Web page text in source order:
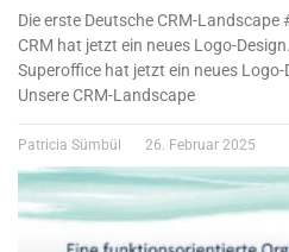
Die erste Deutsche CRM-
CRM hat jetzt ein neues Logo-
Superoffice hat jetzt ein neues
Unsere CRM-Landscape
Patricia Sümbül 26. Februar 2025